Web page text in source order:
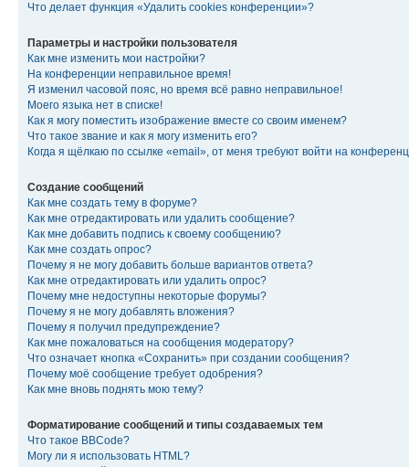
Что делает функция «Удалить cookies конференции»?
Параметры и настройки пользователя
Как мне изменить мои настройки?
На конференции неправильное время!
Я изменил часовой пояс, но время всё равно неправильное!
Моего языка нет в списке!
Как я могу поместить изображение вместе со своим именем?
Что такое звание и как я могу изменить его?
Когда я щёлкаю по ссылке «email», от меня требуют войти на
Создание сообщений
Как мне создать тему в форуме?
Как мне отредактировать или удалить сообщение?
Как мне добавить подпись к своему сообщению?
Как мне создать опрос?
Почему я не могу добавить больше вариантов ответа?
Как мне отредактировать или удалить опрос?
Почему мне недоступны некоторые форумы?
Почему я не могу добавлять вложения?
Почему я получил предупреждение?
Как мне пожаловаться на сообщения модератору?
Что означает кнопка «Сохранить» при создании сообщения?
Почему моё сообщение требует одобрения?
Как мне вновь поднять мою тему?
Форматирование сообщений и типы создаваемых тем
Что такое BBCode?
Могу ли я использовать HTML?